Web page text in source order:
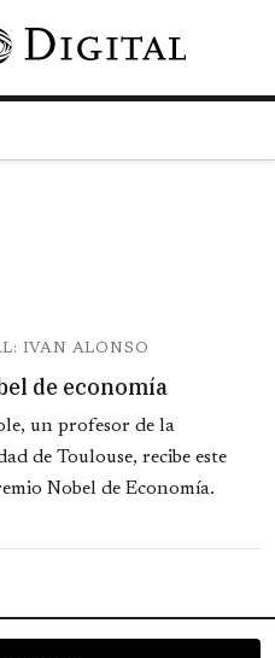
Pasar al contenido principal
IVAN ALONSO
de economía
un profesor de la
de Toulouse, recibe este
Nobel de Economía.